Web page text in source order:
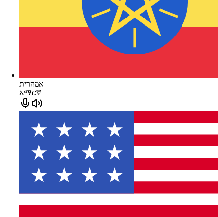
אמהרית
አማርኛ